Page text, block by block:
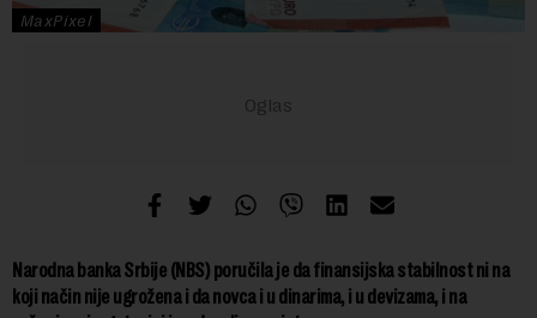
MaxPixel
Narodna banka Srbije (NBS) poručila je da finansijska stabilnost ni na
koji način nije ugrožena i da novca i u dinarima, i u devizama, i na